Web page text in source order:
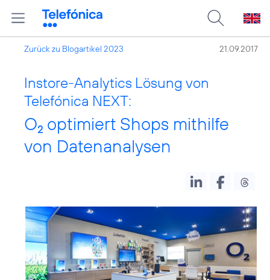
Zurück zu Blogartikel 2023 21.09.2017
Instore-Analytics Lösung von
Telefónica NEXT:
O2 optimiert Shops mithilfe
von Datenanalysen